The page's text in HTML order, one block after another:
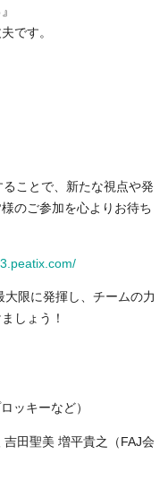
す。
ことで、新たな視点や発
のご参加を心よりお待ち
限に発揮し、チームの力
しょう！
ッキーなど）
吉田聖美 増平貴之（FAJ会